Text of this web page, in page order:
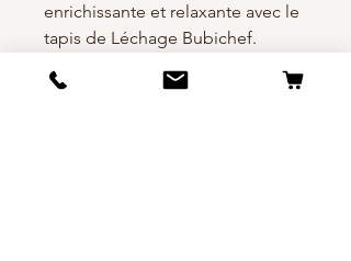
enrichissante et relaxante avec le
tapis de Léchage Bubichef.